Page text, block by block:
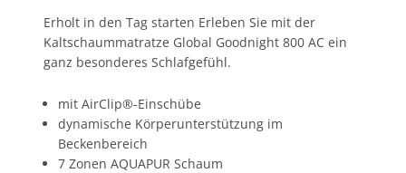
Erholt in den Tag starten Erleben Sie mit der
Kaltschaummatratze Global Goodnight 800 AC ein
ganz besonderes Schlafgefühl.
mit AirClip®-Einschübe
dynamische Körperunterstützung im
Beckenbereich
7 Zonen AQUAPUR Schaum